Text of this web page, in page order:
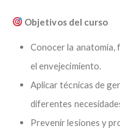
Objetivos del curso
Conocer la anatomía,
el envejecimiento.
Aplicar técnicas de
diferentes
Prevenir lesiones y